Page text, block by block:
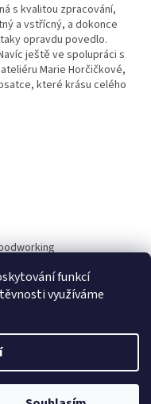
funkcí
využíváme
s kvalitou zpracování,
a vstřícný, a dokonce
opravdu povedlo.
ještě ve spolupráci s
Marie Horčičkové,
které krásu celého
. Všechna práva